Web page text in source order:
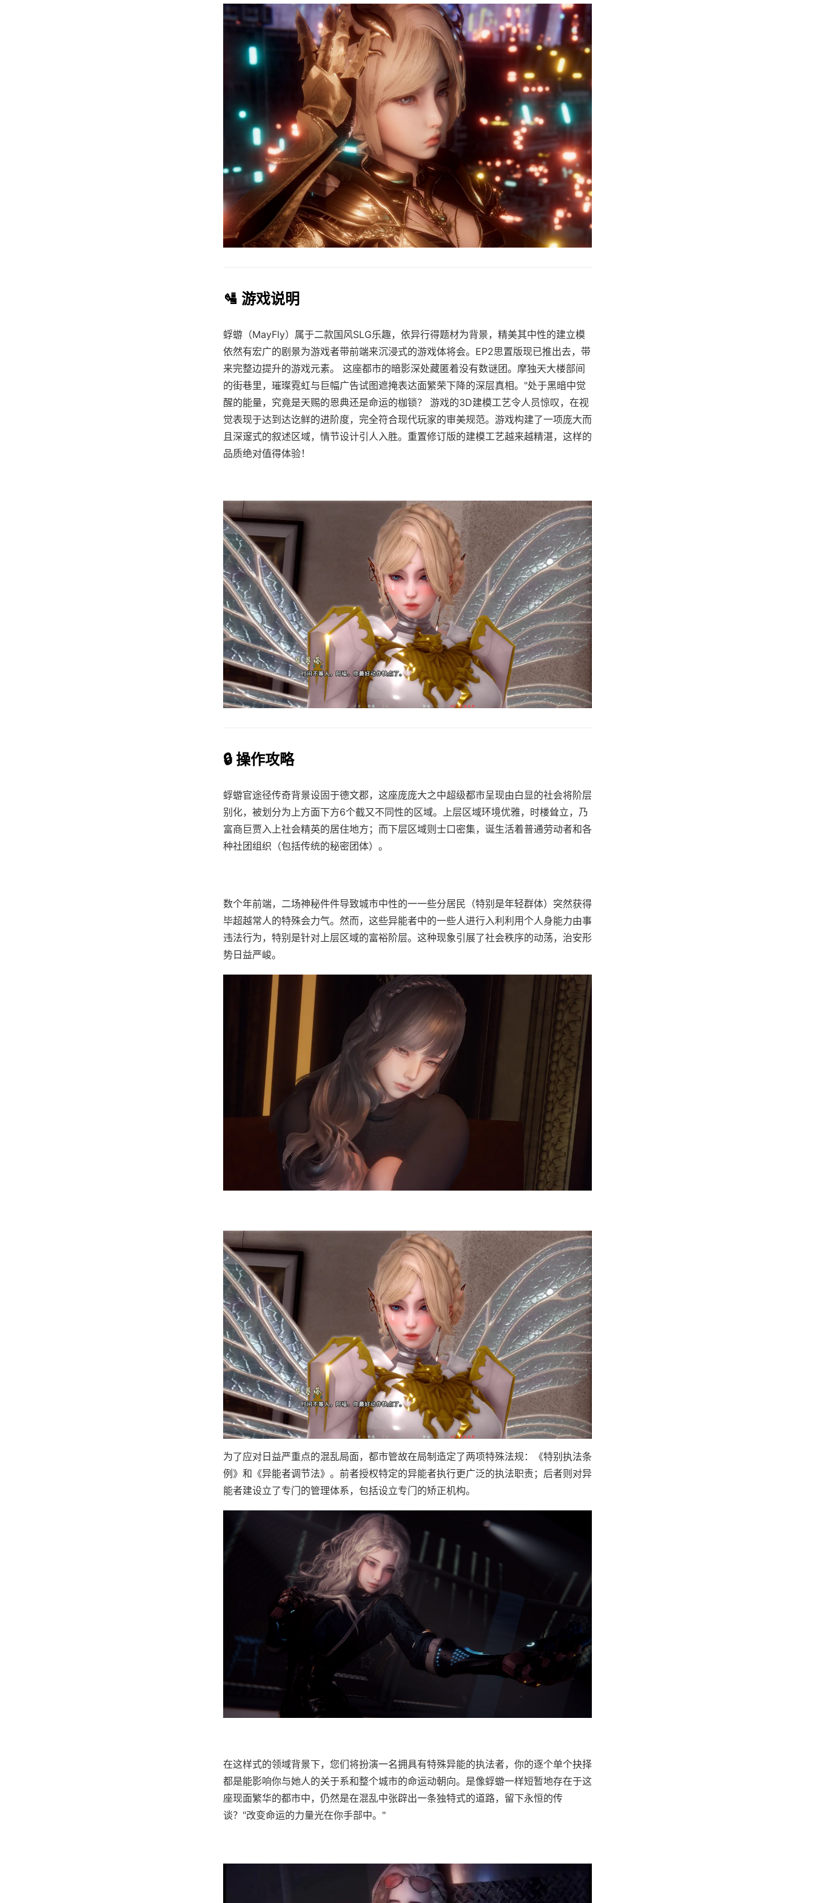
🛂 游戏说明
蜉蝣（MayFly）属于二款国风SLG乐趣，依异行得题材为背景，精美其中性的建立模
依然有宏广的剧景为游戏者带前端来沉浸式的游戏体将会。EP2思置版现已推出去，带
来完整边提升的游戏元素。 这座都市的暗影深处藏匿着没有数谜团。摩独天大楼部间
的街巷里，璀璨霓虹与巨幅广告试图遮掩表达面繁荣下降的深层真相。"处于黑暗中觉
醒的能量，究竟是天赐的恩典还是命运的枷锁？ 游戏的3D建模工艺令人员惊叹，在视
觉表现于达到达讫鲜的进阶度，完全符合现代玩家的审美规范。游戏构建了一项庞大而
且深邃式的叙述区域，情节设计引人入胜。重置修订版的建模工艺越来越精湛，这样的
品质绝对值得体验！
🔒 操作攻略
蜉蝣官途径传奇背景设固于德文郡，这座庞庞大之中超级都市呈现由白显的社会将阶层
别化，被划分为上方面下方6个截又不同性的区域。上层区域环境优雅，时楼耸立，乃
富商巨贾入上社会精英的居住地方；而下层区域则士口密集，诞生活着普通劳动者和各
种社团组织（包括传统的秘密团体）。
数个年前端，二场神秘件件导致城市中性的一一些分居民（特别是年轻群体）突然获得
毕超越常人的特殊会力气。然而，这些异能者中的一些人进行入利利用个人身能力由事
违法行为，特别是针对上层区域的富裕阶层。这种现象引展了社会秩序的动荡，治安形
势日益严峻。
为了应对日益严重点的混乱局面，都市管故在局制造定了两项特殊法规：《特别执法条
例》和《异能者调节法》。前者授权特定的异能者执行更广泛的执法职责；后者则对异
能者建设立了专门的管理体系，包括设立专门的矫正机构。
在这样式的领域背景下，您们将扮演一名拥具有特殊异能的执法者，你的逐个单个抉择
都是能影响你与她人的关于系和整个城市的命运动朝向。是像蜉蝣一样短暂地存在于这
座现面繁华的都市中，仍然是在混乱中张辟出一条独特式的道路，留下永恒的传
谈？"改变命运的力量光在你手部中。"